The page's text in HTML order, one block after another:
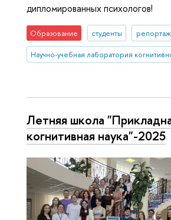
дипломированных психологов!
Образование студенты
Научно-учебная лаборатория
Летняя школа
когнитивная наука"-2025